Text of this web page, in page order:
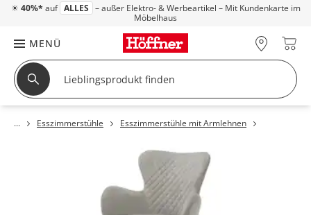
☀ 40%* auf ALLES – außer Elektro- & Werbeartikel – Mit Kundenkarte im
Möbelhaus
MENÜ
Esszimmerstühle Esszimmerstühle mit Armlehnen